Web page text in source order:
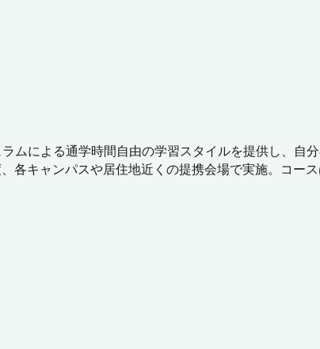
による通学時間自由の学習スタイルを提供し、自分
キャンパスや居住地近くの提携会場で実施。コー